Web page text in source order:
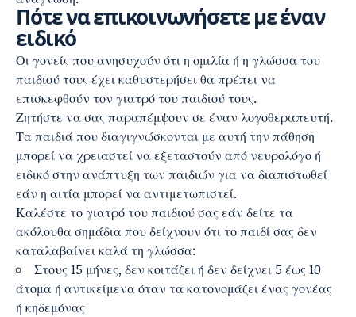
Πότε να επικοινωνήσετε με έναν
ειδικό
Οι γονείς που ανησυχούν ότι η ομιλία ή η γλώσσα του
παιδιού τους έχει καθυστερήσει θα πρέπει να
επισκεφθούν τον γιατρό του παιδιού τους.
Ζητήστε να σας παραπέμψουν σε έναν λογοθεραπευτή.
Τα παιδιά που διαγιγνώσκονται με αυτή την πάθηση
μπορεί να χρειαστεί να εξεταστούν από νευρολόγο ή
ειδικό στην ανάπτυξη των παιδιών για να διαπιστωθεί
εάν η αιτία μπορεί να αντιμετωπιστεί.
Καλέστε το γιατρό του παιδιού σας εάν δείτε τα
ακόλουθα σημάδια που δείχνουν ότι το παιδί σας δεν
καταλαβαίνει καλά τη γλώσσα:
Στους 15 μήνες, δεν κοιτάζει ή δεν δείχνει 5 έως 10
άτομα ή αντικείμενα όταν τα κατονομάζει ένας γονέας
ή κηδεμόνας